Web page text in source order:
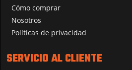
Cómo comprar
Nosotros
Políticas de privacidad
SERVICIO AL CLIENTE